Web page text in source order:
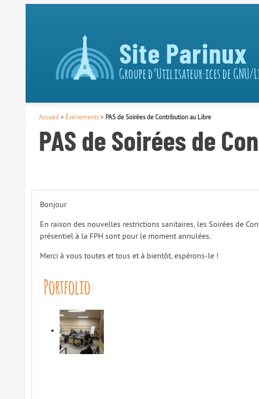
Site Parinux
Groupe d’Utilisateur·ices de
Accueil > Événements> PAS de Soirées de Contribution au Libre
PAS de Soirées de
Bonjour
En raison des nouvelles restrictions sanitaires, les Soirées de
présentiel à la FPH sont pour le moment annulées.
Merci à vous toutes et tous et à bientôt, espérons-le !
Portfolio